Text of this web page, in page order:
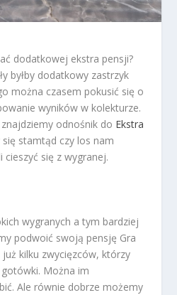
dodatkowej ekstra pensji?
byłby dodatkowy zastrzyk
można czasem pokusić się o
wyników w kolekturze.
odnośnik do Ekstra
stamtąd czy los nam
cieszyć się z wygranej.
wygranych a tym bardziej
podwoić swoją pensję Gra
już kilku zwycięzców, którzy
Można im
Ale równie dobrze możemy